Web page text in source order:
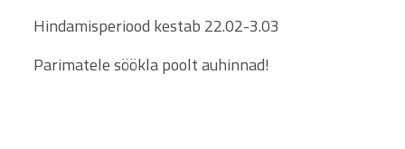
Hindamisperiood kestab 22.02-3.03
Parimatele söökla poolt auhinnad!